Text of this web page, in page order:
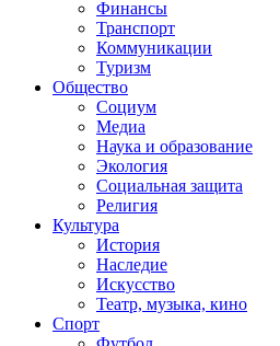
Финансы
Транспорт
Коммуникации
Туризм
Общество
Социум
Медиа
Наука и образование
Экология
Социальная защита
Религия
Культура
История
Наследие
Искусство
Театр, музыка, кино
Спорт